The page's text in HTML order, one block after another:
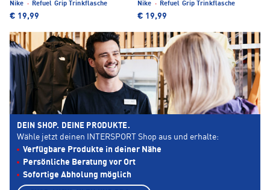
Nike · Refuel Grip Trinkflasche
€ 19,99
Nike · Refuel Grip Trinkflasche
€ 19,99
DEIN SHOP. DEINE PRODUKTE.
Wähle jetzt deinen INTERSPORT Shop aus und erhalte:
Verfügbare Produkte in deiner Nähe
Persönliche Beratung vor Ort
Sofortige Abholung möglich